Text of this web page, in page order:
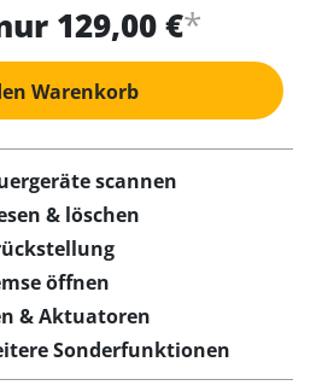
129,00 €*
Warenkorb
scannen
& löschen
öffnen
& Aktuatoren
Sonderfunktionen